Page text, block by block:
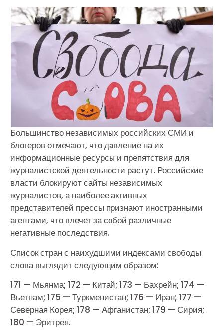
Большинство независимых российских СМИ и
блогеров отмечают, что давление на их
информационные ресурсы и препятствия для
журналистской деятельности растут. Российские
власти блокируют сайты независимых
журналистов, а наиболее активных
представителей прессы признают иностранными
агентами, что влечет за собой различные
негативные последствия.
Список стран с наихудшими индексами свободы
слова выглядит следующим образом:
171 — Мьянма; 172 — Китай; 173 — Бахрейн; 174 —
Вьетнам; 175 — Туркменистан; 176 — Иран; 177 —
Северная Корея; 178 — Афганистан; 179 — Сирия;
180 — Эритрея.